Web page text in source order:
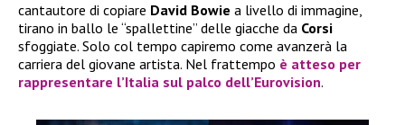
cantautore di copiare David Bowie a livello di immagine,
tirano in ballo le “spallettine” delle giacche da Corsi
sfoggiate. Solo col tempo capiremo come avanzerà la
carriera del giovane artista. Nel frattempo è atteso per
rappresentare l’Italia sul palco dell’Eurovision.